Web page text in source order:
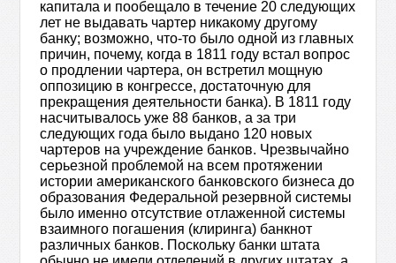
капитала и пообещало в течение 20 следующих
лет не выдавать чартер никакому другому
банку; возможно, что-то было одной из главных
причин, почему, когда в 1811 году встал вопрос
о продлении чартера, он встретил мощную
оппозицию в конгрессе, достаточную для
прекращения деятельности банка). В 1811 году
насчитывалось уже 88 банков, а за три
следующих года было выдано 120 новых
чартеров на учреждение банков. Чрезвычайно
серьезной проблемой на всем протяжении
истории американского банковского бизнеса до
образования Федеральной резервной системы
было именно отсутствие отлаженной системы
взаимного погашения (клиринга) банкнот
различных банков. Поскольку банки штата